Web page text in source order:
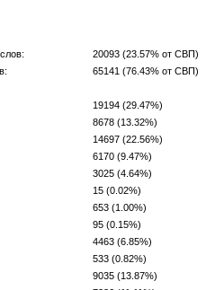
20093 (23.57% от СВП)
65141 (76.43% от СВП)
19194 (29.47%)
8678 (13.32%)
14697 (22.56%)
6170 (9.47%)
3025 (4.64%)
15 (0.02%)
653 (1.00%)
95 (0.15%)
4463 (6.85%)
533 (0.82%)
9035 (13.87%)